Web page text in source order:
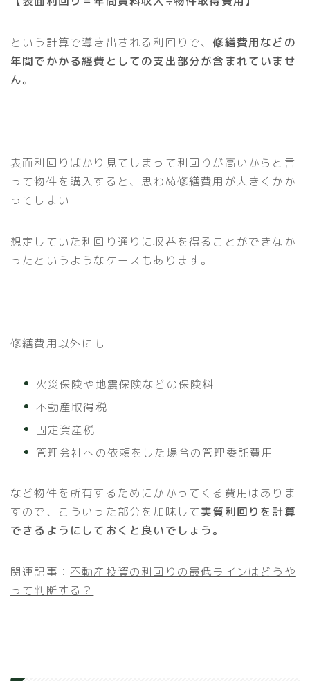
という計算で導き出される利回りで、 修繕費用などの
年間でかかる経費としての支出部分が含まれていませ
ん。
表面利回りばかり見てしまって利回りが高いからと言
って物件を購入すると、思わぬ修繕費用が大きくかか
ってしまい
想定していた利回り通りに収益を得ることができなか
ったというようなケースもあります。
修繕費用以外にも
火災保険や地震保険などの保険料
不動産取得税
固定資産税
管理会社への依頼をした場合の管理委託費用
など物件を所有するためにかかってくる費用はありま
すので、こういった部分を加味して実質利回りを計算
できるようにしておくと良いでしょう。
関連記事： 不動産投資の利回りの最低ラインはどうや
って判断する？